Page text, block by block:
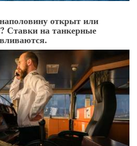
открыт или
Ставки на танкерные